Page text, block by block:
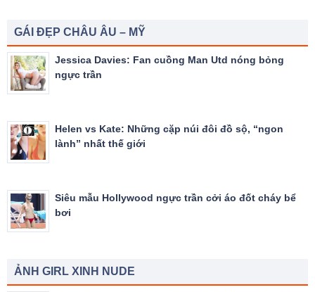
GÁI ĐẸP CHÂU ÂU – MỸ
Jessica Davies: Fan cuồng Man Utd nóng bỏng
ngực trần
Helen vs Kate: Những cặp núi đôi đồ sộ, “ngon
lành” nhất thế giới
Siêu mẫu Hollywood ngực trần cởi áo đốt cháy bể
bơi
ẢNH GIRL XINH NUDE